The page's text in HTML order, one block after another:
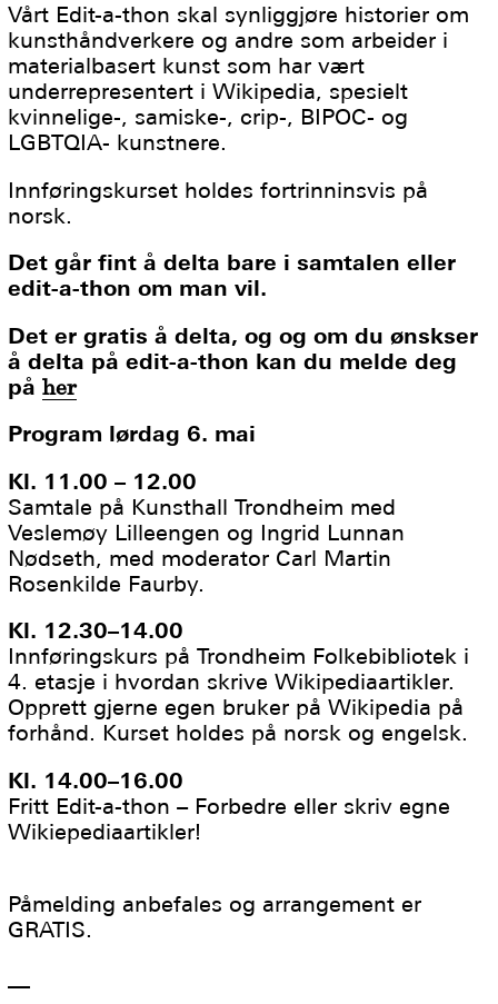
Vårt Edit-a-thon skal synliggjøre historier om
kunsthåndverkere og andre som arbeider i
materialbasert kunst som har vært
underrepresentert i Wikipedia, spesielt
kvinnelige-, samiske-, crip-, BIPOC- og
LGBTQIA- kunstnere.
Innføringskurset holdes fortrinninsvis på
norsk.
Det går fint å delta bare i samtalen eller
edit-a-thon om man vil.
Det er gratis å delta, og og om du ønskser
å delta på edit-a-thon kan du melde deg
påher
Program lørdag 6. mai
Kl. 11.00 – 12.00
Samtale på Kunsthall Trondheim med
Veslemøy Lilleengen og Ingrid Lunnan
Nødseth, med moderator Carl Martin
Rosenkilde Faurby.
Kl. 12.30–14.00
Innføringskurs på Trondheim Folkebibliotek i
4. etasje i hvordan skrive Wikipediaartikler.
Opprett gjerne egen bruker på Wikipedia på
forhånd. Kurset holdes på norsk og engelsk.
Kl. 14.00–16.00
Fritt Edit-a-thon – Forbedre eller skriv egne
Wikiepediaartikler!
Påmelding anbefales og arrangement er
GRATIS.